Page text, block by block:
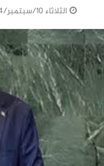
الثلاثاء 10/سبتمبر/2024 - 01:57 م